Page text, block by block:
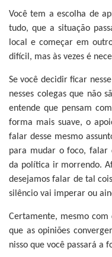
Você tem a escolha de
tudo, que a situação
local e começar em
difícil, mas às vezes é
Se você decidir ficar
nesses colegas que não
entende que pensam
forma mais suave, o
falar desse mesmo
para mudar o foco, falar
da política ir morrendo.
desejamos falar de tal
silêncio vai imperar ou
Certamente, mesmo
que as opiniões
nisso que você passará a